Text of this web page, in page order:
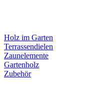
Holz im Garten
Terrassendielen
Zaunelemente
Gartenholz
Zubehör